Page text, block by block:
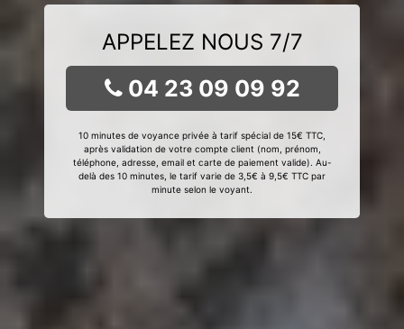
APPELEZ NOUS 7/7
04 23 09 09 92
10 minutes de voyance privée à tarif spécial de 15€ TTC,
après validation de votre compte client (nom, prénom,
téléphone, adresse, email et carte de paiement valide). Au-
delà des 10 minutes, le tarif varie de 3,5€ à 9,5€ TTC par
minute selon le voyant.